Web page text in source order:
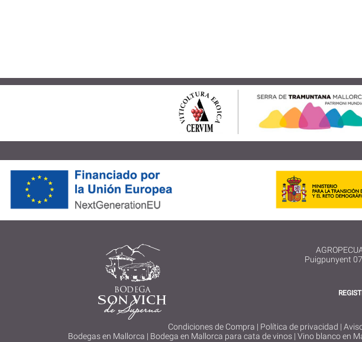
Puigpunyent
Condiciones de Compra | Política de privacidad |
Bodegas en Mallorca | Bodega en Mallorca para cata de vinos | Vino blanco en